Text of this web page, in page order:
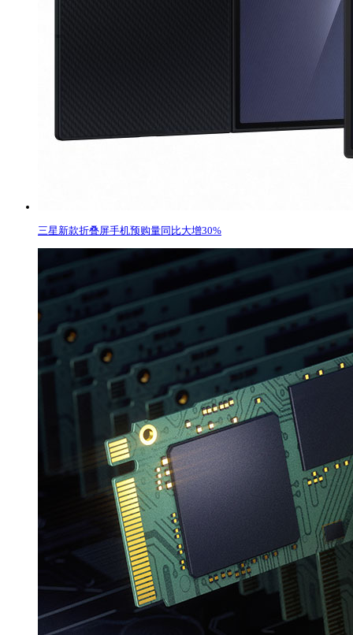
三星新款折叠屏手机预购量同比大增30%